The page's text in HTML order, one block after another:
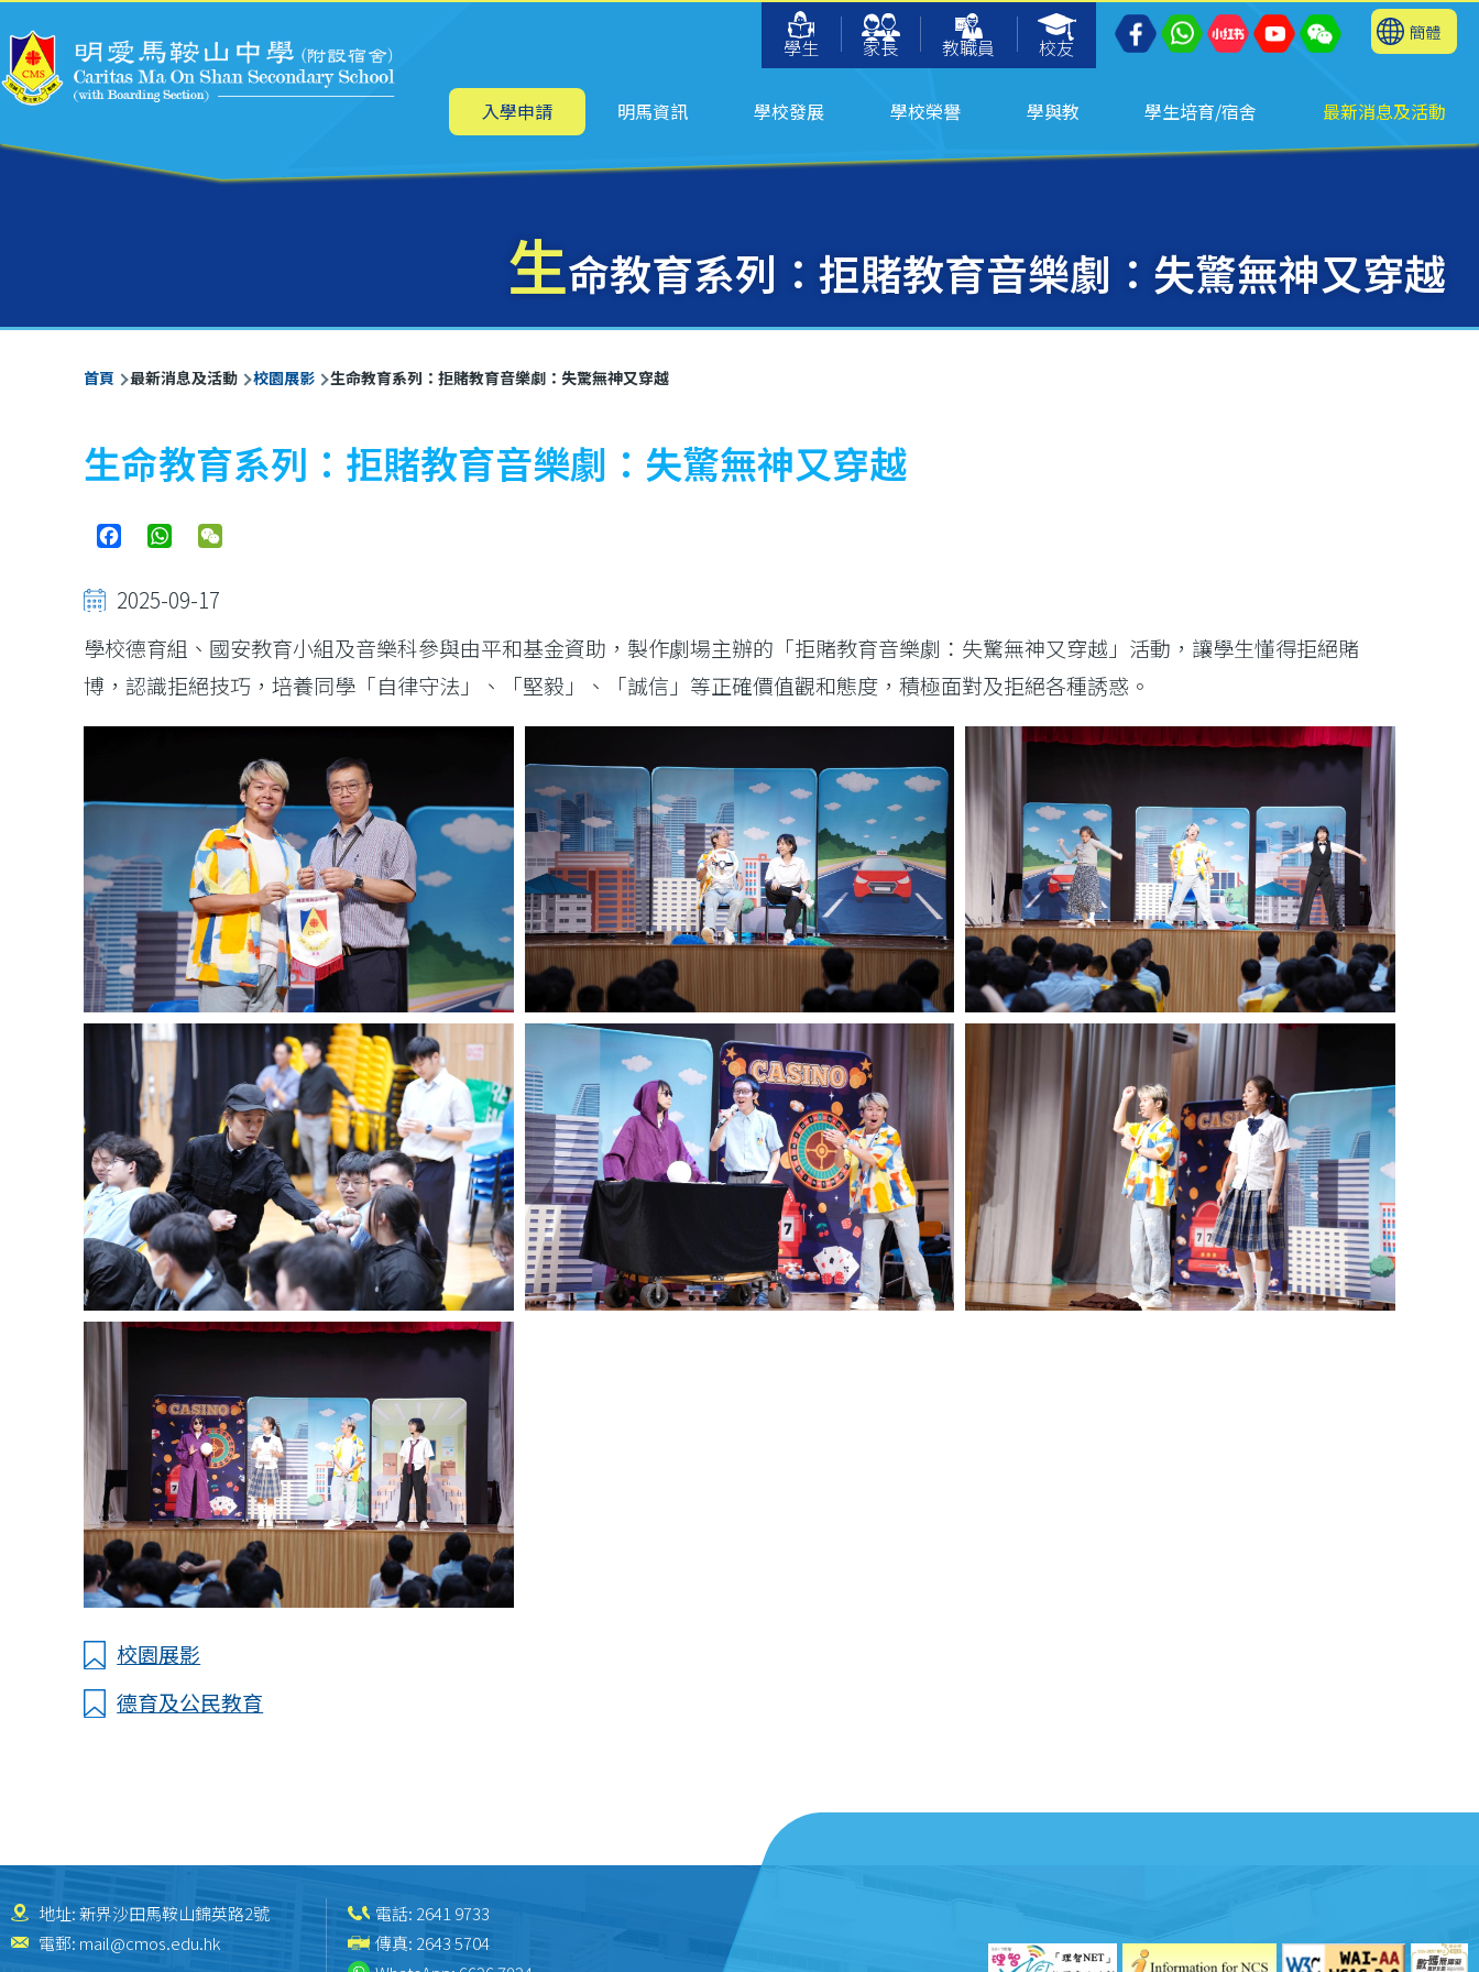
學生
家長 教職員 校友
簡體
主
航 入學申請 明馬資訊 學校發展 學校榮譽 學與教 學生培育/宿舍 最新消息及活動
生命教育系列：拒賭教育音樂劇：失驚無神又穿越
導
航
連
結
首頁 最新消息及活動 校園展影 生命教育系列：拒賭教育音樂劇：失驚無神又穿越
生命教育系列：拒賭教育音樂劇：失驚無神又穿越
FacebookWhatsApp
2025-09-17
學校德育組、國安教育小組及音樂科參與由平和基金資助，製作劇場主辦的「拒賭教育音樂劇：失驚無神又穿越」活動，讓學生懂得拒絕賭
博，認識拒絕技巧，培養同學「自律守法」、「堅毅」、「誠信」等正確價值觀和態度，積極面對及拒絕各種誘惑。
校園展影
德育及公民教育
地址: 新界沙田馬鞍山錦英路2號
電郵: mail@cmos.edu.hk
電話: 2641 9733
傳真: 2643 5704